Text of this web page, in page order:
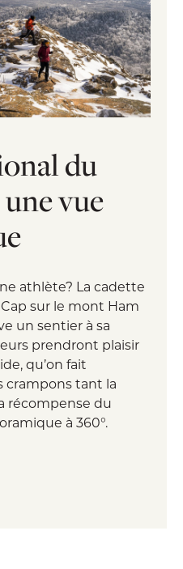
du
vue
athlète? La cadette
sur le mont Ham
un sentier à sa
prendront plaisir
qu’on fait
crampons tant la
récompense du
à 360°.